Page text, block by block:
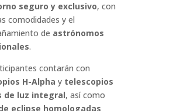
seguro y exclusivo, con
comodidades y el
de astrónomos
.
contarán con
H-Alpha y telescopios
de luz integral, así como
eclipse homologadas